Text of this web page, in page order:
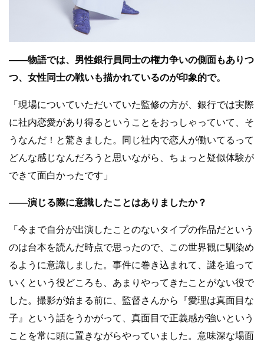
――物語では、男性銀行員同士の権力争いの側面もありつ
つ、女性同士の戦いも描かれているのが印象的で。
「現場についていただいていた監修の方が、銀行では実際
に社内恋愛があり得るということをおっしゃっていて、そ
うなんだ！と驚きました。同じ社内で恋人が働いてるって
どんな感じなんだろうと思いながら、ちょっと疑似体験が
できて面白かったです」
――演じる際に意識したことはありましたか？
「今まで自分が出演したことのないタイプの作品だという
のは台本を読んだ時点で思ったので、この世界観に馴染め
るように意識しました。事件に巻き込まれて、謎を追って
いくという役どころも、あまりやってきたことがない役で
した。撮影が始まる前に、監督さんから『愛理は真面目な
子』という話をうかがって、真面目で正義感が強いという
ことを常に頭に置きながらやっていました。意味深な場面